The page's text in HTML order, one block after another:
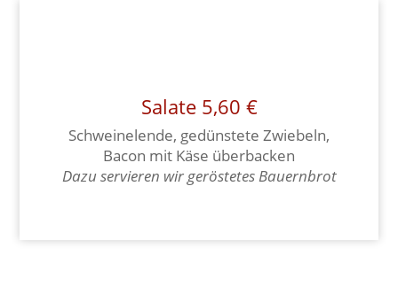
Salate 5,60 €
Schweinelende, gedünstete Zwiebeln,
Bacon mit Käse überbacken
Dazu servieren wir geröstetes Bauernbrot